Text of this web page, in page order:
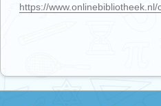
https://